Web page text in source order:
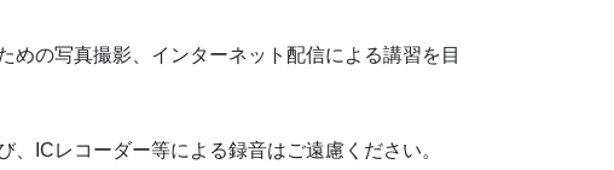
の写真撮影、インターネット配信による講習を目
ICレコーダー等による録音はご遠慮ください。